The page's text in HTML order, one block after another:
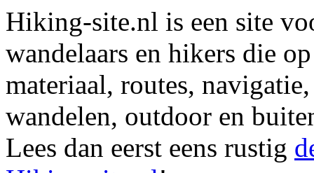
Hiking-site.nl is een site
wandelaars en hikers die
materiaal, routes,
wandelen, outdoor en
Lees dan eerst eens rustig